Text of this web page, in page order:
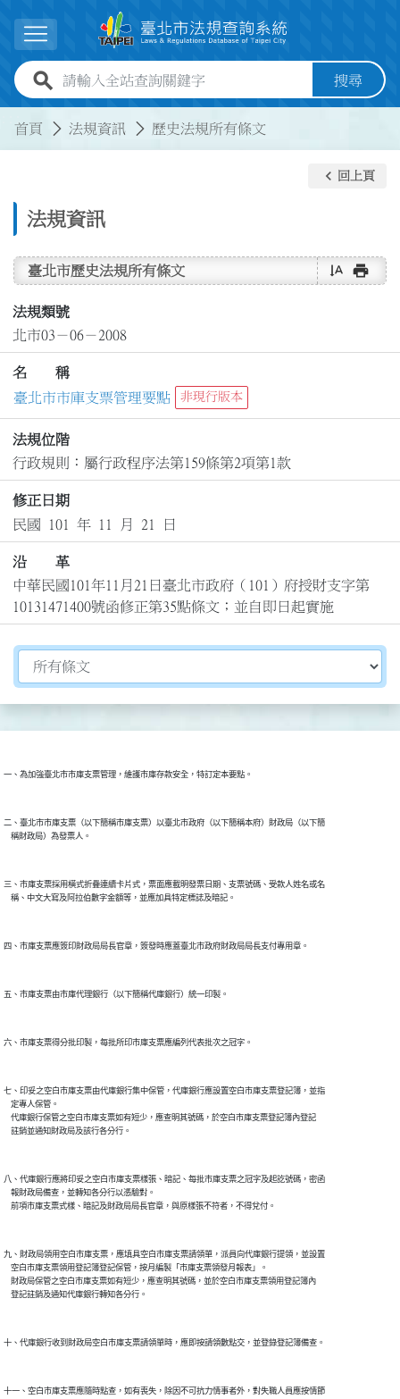
展開選單
全站查詢關鍵字欄位 搜尋
首頁 法規資訊 歷史法規所有條文
法規資訊
keyboard_arrow_left 回上頁
臺北市歷史法規所有條文 text_rotate_vertical print
法規類號
北市03－06－2008
名 稱
臺北市市庫支票管理要點
非現行版本
法規位階
行政規則：屬行政程序法第159條第2項第1款
修正日期
民國 101 年 11 月 21 日
沿 革
中華民國101年11月21日臺北市政府（101）府授財支字第
10131471400號函修正第35點條文；並自即日起實施
切換選擇法規資訊內容
二、臺北市市庫支票（以下簡稱市庫支票）以臺北市政府（以下簡稱本府）財政局（以下簡
三、市庫支票採用橫式折疊連續卡片式，票面應載明發票日期、支票號碼、受款人姓名或名
七、印妥之空白市庫支票由代庫銀行集中保管，代庫銀行應設置空白市庫支票登記簿，並指
    定專人保管。
    代庫銀行保管之空白市庫支票如有短少，應查明其號碼，於空白市庫支票登記簿內登記
八、代庫銀行應將印妥之空白市庫支票樣張、暗記、每批市庫支票之冠字及起訖號碼，密函
    報財政局備查，並轉知各分行以憑驗對。
九、財政局領用空白市庫支票，應填具空白市庫支票請領單，派員向代庫銀行提領，並設置
    空白市庫支票領用登記簿登記保管，按月編製「市庫支票領發月報表」。
    財政局保管之空白市庫支票如有短少，應查明其號碼，並於空白市庫支票領用登記簿內
十一、空白市庫支票應隨時點查，如有喪失，除因不可抗力情事者外，對失職人員應按情節